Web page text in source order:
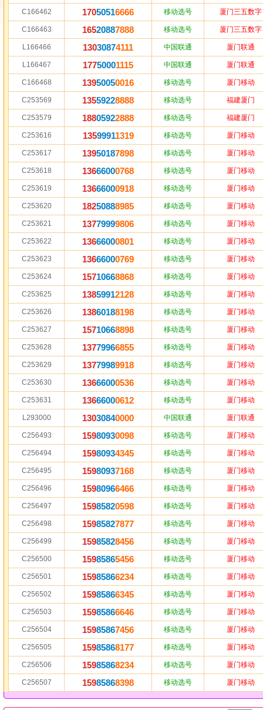
C166462 17050516666 移动选号 厦门三五数字
C166463 16520887888 移动选号 厦门三五数字
L166466 13030874111 中国联通 厦门联通
L166467 17750001115 中国联通 厦门联通
C166468 13950050016 移动选号 厦门移动
C253569 13559228888 移动选号 福建厦门
C253579 18805922888 移动选号 福建厦门
C253616 13599911319 移动选号 厦门移动
C253617 13950187898 移动选号 厦门移动
C253618 13666000768 移动选号 厦门移动
C253619 13666000918 移动选号 厦门移动
C253620 18250888985 移动选号 厦门移动
C253621 13779999806 移动选号 厦门移动
C253622 13666000801 移动选号 厦门移动
C253623 13666000769 移动选号 厦门移动
C253624 15710668868 移动选号 厦门移动
C253625 13859912128 移动选号 厦门移动
C253626 13860188198 移动选号 厦门移动
C253627 15710668898 移动选号 厦门移动
C253628 13779966855 移动选号 厦门移动
C253629 13779989918 移动选号 厦门移动
C253630 13666000536 移动选号 厦门移动
C253631 13666000612 移动选号 厦门移动
L293000 13030840000 中国联通 厦门联通
C256493 15980930098 移动选号 厦门移动
C256494 15980934345 移动选号 厦门移动
C256495 15980937168 移动选号 厦门移动
C256496 15980966466 移动选号 厦门移动
C256497 15985820598 移动选号 厦门移动
C256498 15985827877 移动选号 厦门移动
C256499 15985828456 移动选号 厦门移动
C256500 15985865456 移动选号 厦门移动
C256501 15985866234 移动选号 厦门移动
C256502 15985866345 移动选号 厦门移动
C256503 15985866646 移动选号 厦门移动
C256504 15985867456 移动选号 厦门移动
C256505 15985868177 移动选号 厦门移动
C256506 15985868234 移动选号 厦门移动
C256507 15985868398 移动选号 厦门移动